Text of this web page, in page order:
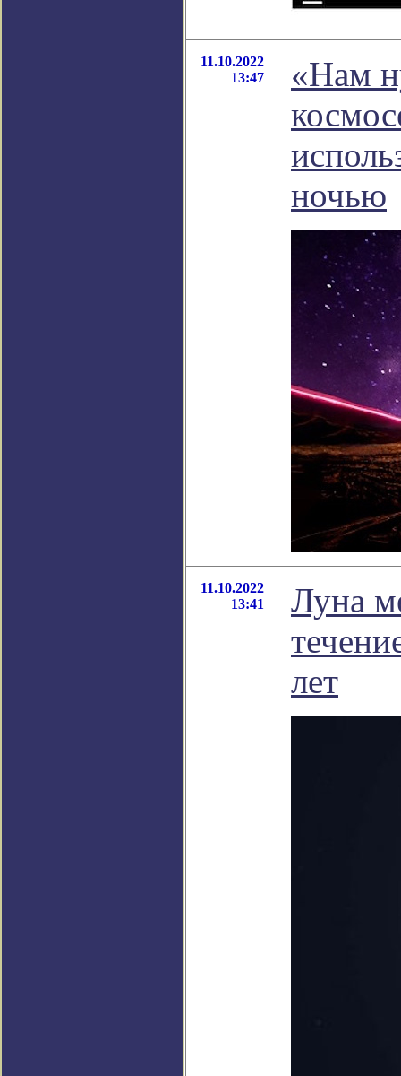
11.10.2022
13:47
«Нам
ночью
11.10.2022
13:41
Луна
лет